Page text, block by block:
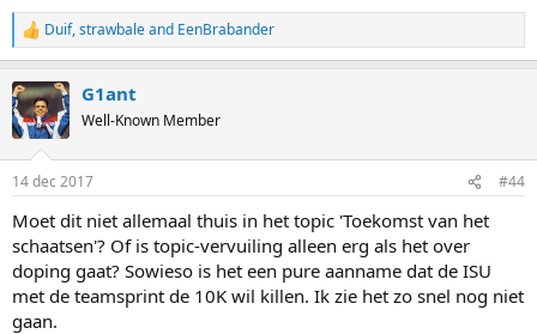
R
e
c
t
i
s
Duif,strawbaleand EenBrabander
G1ant
Well-Known Member
14 dec 2017 #44
Moet dit niet allemaal thuis in het topic 'Toekomst van het
schaatsen'? Of is topic-vervuiling alleen erg als het over
doping gaat? Sowieso is het een pure aanname dat de ISU
met de teamsprint de 10K wil killen. Ik zie het zo snel nog niet
gaan.